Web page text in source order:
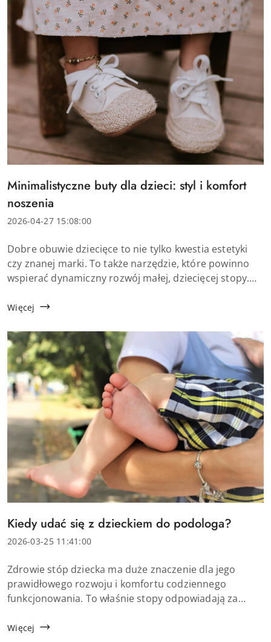
Tytuł
artykułu:
Minimalistyczne buty dla dzieci: styl i komfort
noszenia
Data
2026-04-27 15:08:00
Treść
artykułu:
Dobre obuwie dziecięce to nie tylko kwestia estetyki
czy znanej marki. To także narzędzie, które powinno
wspierać dynamiczny rozwój małej, dziecięcej stopy.
minimalistyczne dla dzieci, na...
Więcej
Tytuł
artykułu:
Kiedy udać się z dzieckiem do podologa?
Data
2026-03-25 11:41:00
Treść
artykułu:
Zdrowie stóp dziecka ma duże znaczenie dla jego
prawidłowego rozwoju i komfortu codziennego
funkcjonowania. To właśnie stopy odpowiadają za
właściwej postawy. Niestety wiele drobnych problem...
Więcej